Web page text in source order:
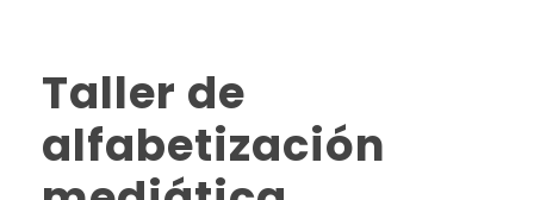
Taller de
alfabetización